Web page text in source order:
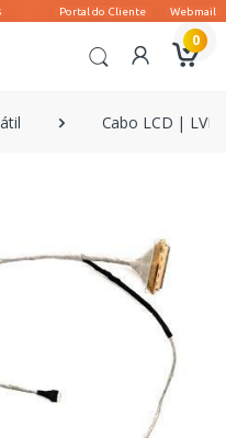
0
Cabo LCD |